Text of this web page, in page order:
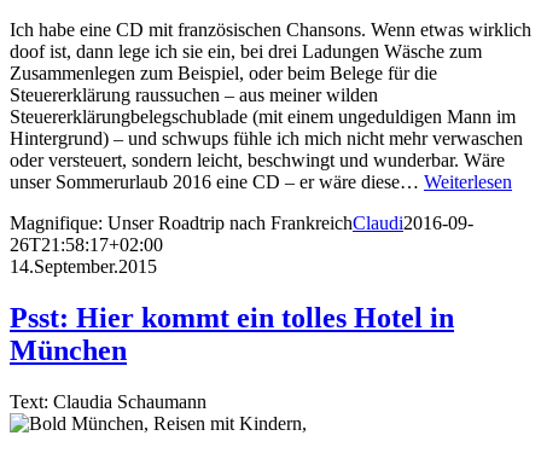
Ich habe eine CD mit französischen Chansons. Wenn etwas wirklich
doof ist, dann lege ich sie ein, bei drei Ladungen Wäsche zum
Zusammenlegen zum Beispiel, oder beim Belege für die
Steuererklärung raussuchen – aus meiner wilden
Steuererklärungbelegschublade (mit einem ungeduldigen Mann im
Hintergrund) – und schwups fühle ich mich nicht mehr verwaschen
oder versteuert, sondern leicht, beschwingt und wunderbar. Wäre
unser Sommerurlaub 2016 eine CD – er wäre diese… Weiterlesen
Magnifique: Unser Roadtrip nach FrankreichClaudi2016-09-
26T21:58:17+02:00
14.September.2015
Psst: Hier kommt ein tolles Hotel in
München
Text: Claudia Schaumann